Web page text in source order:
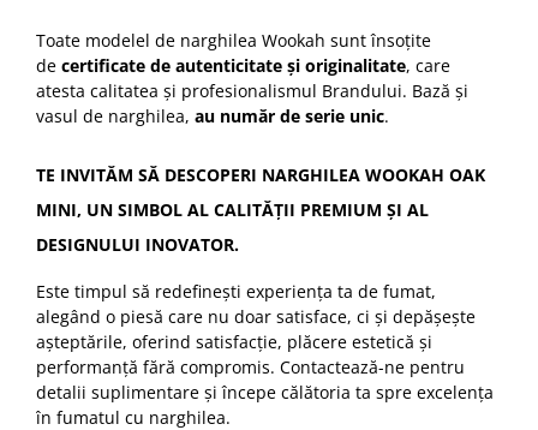
Toate modelel de narghilea Wookah sunt însoțite
de certificate de autenticitate și originalitate, care
atesta calitatea și profesionalismul Brandului. Bază și
vasul de narghilea, au număr de serie unic.
TE INVITĂM SĂ DESCOPERI NARGHILEA WOOKAH OAK
MINI, UN SIMBOL AL CALITĂȚII PREMIUM ȘI AL
DESIGNULUI INOVATOR.
Este timpul să redefinești experiența ta de fumat,
alegând o piesă care nu doar satisface, ci și depășește
așteptările, oferind satisfacție, plăcere estetică și
performanță fără compromis. Contactează-ne pentru
detalii suplimentare și începe călătoria ta spre excelența
în fumatul cu narghilea.